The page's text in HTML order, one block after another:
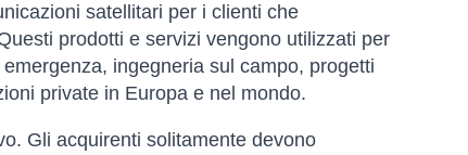
satellitari per i clienti che
prodotti e servizi vengono utilizzati per
ingegneria sul campo, progetti
private in Europa e nel mondo.
Gli acquirenti solitamente devono